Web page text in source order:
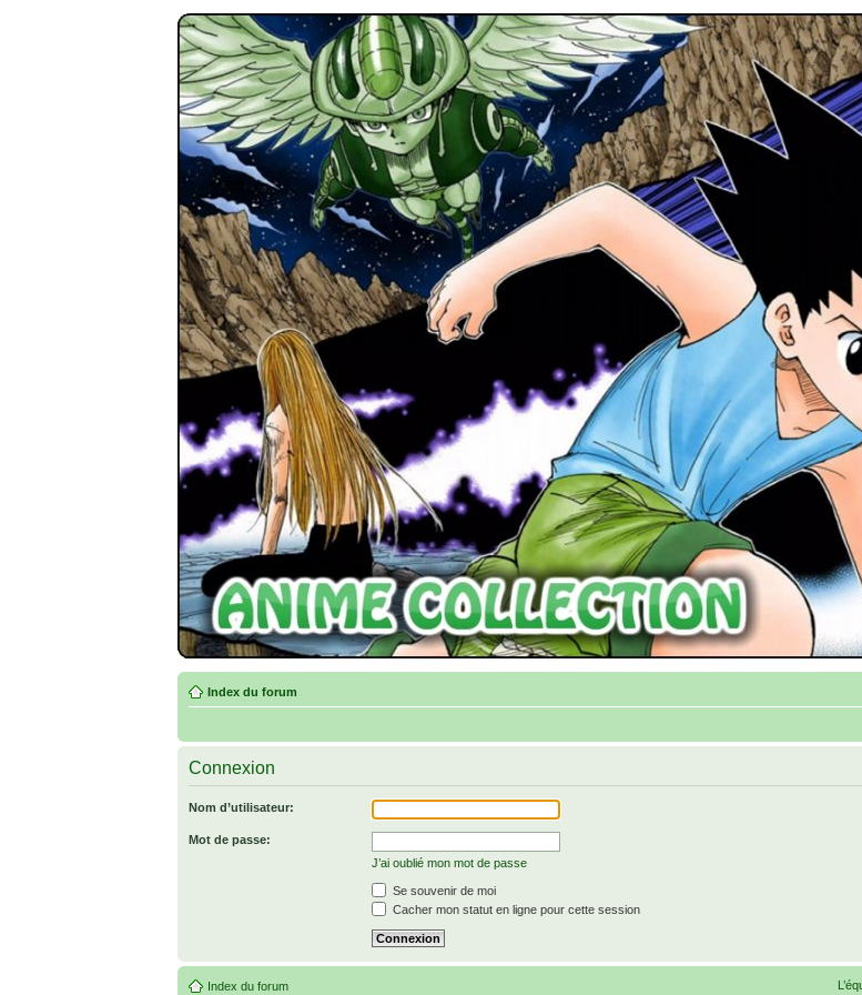
Index du forum
Connexion
Nom d’utilisateur:
Mot de passe:
J’ai oublié mon mot de passe
Se souvenir de moi
Cacher mon statut en ligne pour cette session
Index du forum